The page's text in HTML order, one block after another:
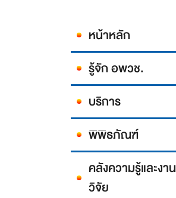
หน้าหลัก
รู้จัก อพวช.
บริการ
พิพิธภัณฑ์
คลังความรู้และงาน
วิจัย